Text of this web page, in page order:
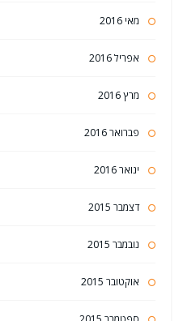
מאי 2016
אפריל 2016
מרץ 2016
פברואר 2016
ינואר 2016
דצמבר 2015
נובמבר 2015
אוקטובר 2015